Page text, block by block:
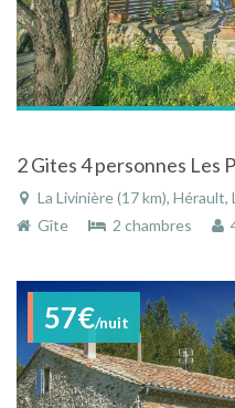
La Livinière (17 km), Hérault,
Gîte
2 chambres
57€/nuit